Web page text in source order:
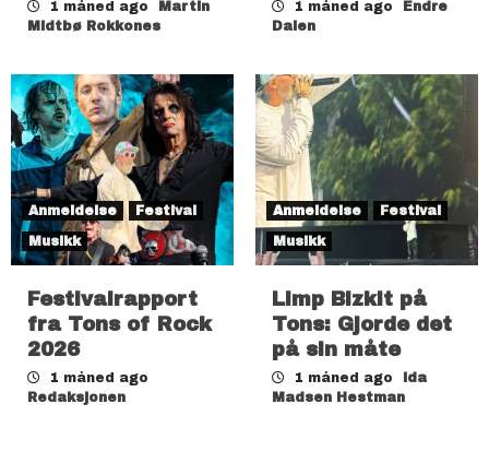
1 måned ago
Martin
Midtbø Rokkones
1 måned ago
Endre
Dalen
Anmeldelse
Festival
Musikk
Festivalrapport
fra Tons of Rock
2026
1 måned ago
Redaksjonen
Anmeldelse
Festival
Musikk
Limp Bizkit på
Tons: Gjorde det
på sin måte
1 måned ago
Ida
Madsen Hestman